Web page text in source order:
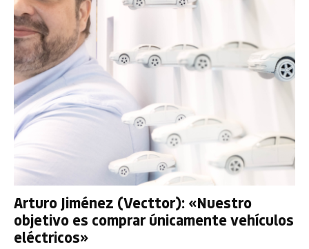
Arturo Jiménez (Vecttor): «Nuestro
objetivo es comprar únicamente vehículos
eléctricos»